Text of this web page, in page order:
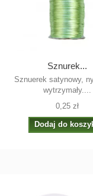
Sznurek...
Sznuerek satynowy,
wytrzymały....
0,25 zł
Dodaj do